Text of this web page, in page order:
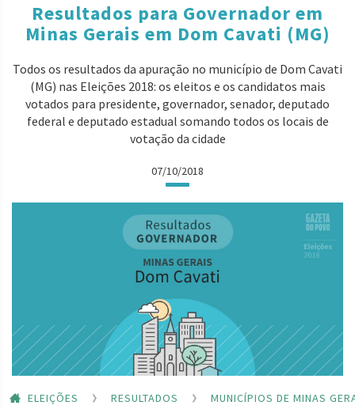
Resultados para Governador em
Minas Gerais em Dom Cavati (MG)
Todos os resultados da apuração no município de Dom Cavati
(MG) nas Eleições 2018: os eleitos e os candidatos mais
votados para presidente, governador, senador, deputado
federal e deputado estadual somando todos os locais de
votação da cidade
07/10/2018
ELEIÇÕES RESULTADOS
MUNICÍPIOS DE MINAS